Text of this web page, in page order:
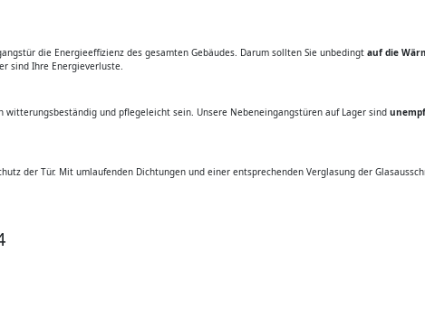
die Energieeffizienz des gesamten Gebäudes. Darum sollten Sie unbedingt auf die
sind Ihre Energieverluste.
und pflegeleicht sein. Unsere Nebeneingangstüren auf Lager sind
der Tür. Mit umlaufenden Dichtungen und einer entsprechenden Verglasung der